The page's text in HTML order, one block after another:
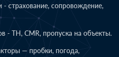
- страхование, сопровождение,
- ТН, CMR, пропуска на объекты.
— пробки, погода,